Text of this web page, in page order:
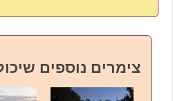
צימרים נוספים